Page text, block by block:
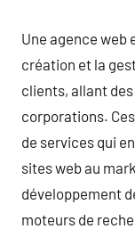
Une agence web
création et la
clients, allant
corporations.
de services qui
sites web au
développement
moteurs de